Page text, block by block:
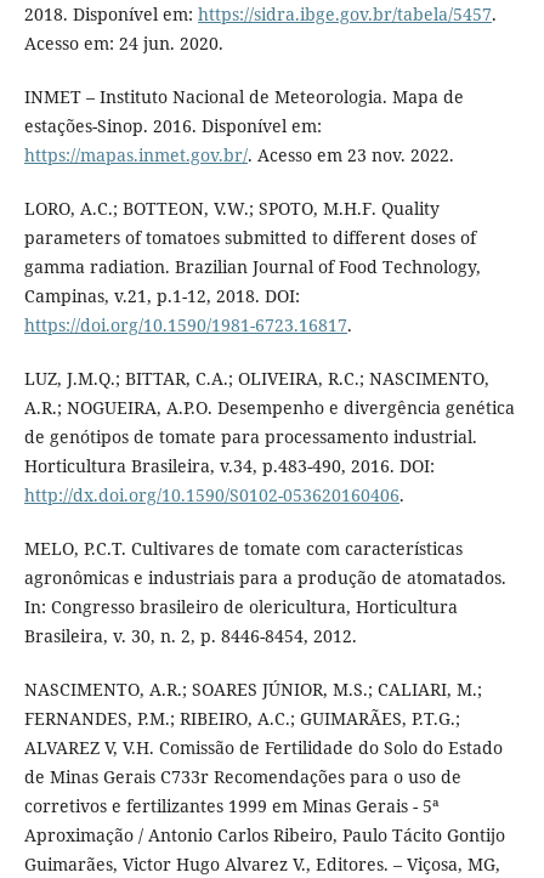
2018. Disponível em: https://sidra.ibge.gov.br/tabela/5457.
Acesso em: 24 jun. 2020.
INMET – Instituto Nacional de Meteorologia. Mapa de
estações-Sinop. 2016. Disponível em:
https://mapas.inmet.gov.br/. Acesso em 23 nov. 2022.
LORO, A.C.; BOTTEON, V.W.; SPOTO, M.H.F. Quality
parameters of tomatoes submitted to different doses of
gamma radiation. Brazilian Journal of Food Technology,
Campinas, v.21, p.1-12, 2018. DOI:
https://doi.org/10.1590/1981-6723.16817.
LUZ, J.M.Q.; BITTAR, C.A.; OLIVEIRA, R.C.; NASCIMENTO,
A.R.; NOGUEIRA, A.P.O. Desempenho e divergência genética
de genótipos de tomate para processamento industrial.
Horticultura Brasileira, v.34, p.483-490, 2016. DOI:
http://dx.doi.org/10.1590/S0102-053620160406.
MELO, P.C.T. Cultivares de tomate com características
agronômicas e industriais para a produção de atomatados.
In: Congresso brasileiro de olericultura, Horticultura
Brasileira, v. 30, n. 2, p. 8446-8454, 2012.
NASCIMENTO, A.R.; SOARES JÚNIOR, M.S.; CALIARI, M.;
FERNANDES, P.M.; RIBEIRO, A.C.; GUIMARÃES, P.T.G.;
ALVAREZ V, V.H. Comissão de Fertilidade do Solo do Estado
de Minas Gerais C733r Recomendações para o uso de
corretivos e fertilizantes 1999 em Minas Gerais - 5ª
Aproximação / Antonio Carlos Ribeiro, Paulo Tácito Gontijo
Guimarães, Victor Hugo Alvarez V., Editores. – Viçosa, MG,